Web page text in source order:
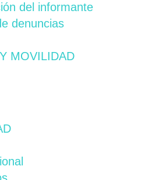
del informante
denuncias
MOVILIDAD